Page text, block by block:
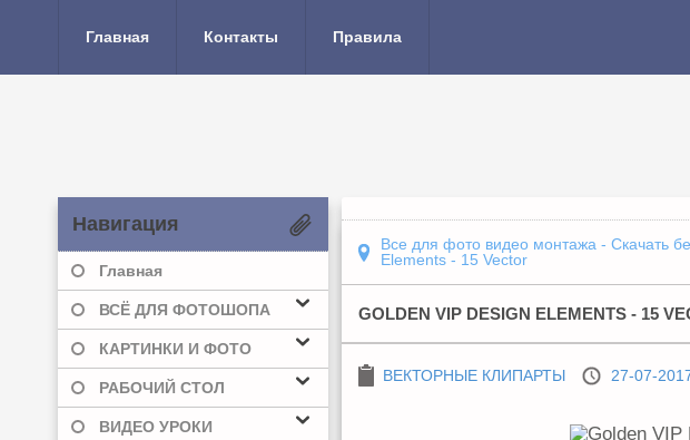
Главная Контакты Правила
Навигация
Главная
ВСЁ ДЛЯ ФОТОШОПА
КАРТИНКИ И ФОТО
РАБОЧИЙ СТОЛ
ВИДЕО УРОКИ
Все для фото видео монтажа - Скачать
Elements - 15 Vector
GOLDEN VIP DESIGN ELEMENTS - 15
ВЕКТОРНЫЕ КЛИПАРТЫ 27-07-